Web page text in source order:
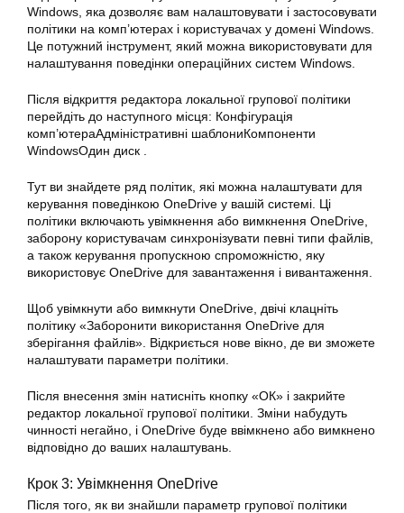
Windows, яка дозволяє вам налаштовувати і застосовувати
політики на комп’ютерах і користувачах у домені Windows.
Це потужний інструмент, який можна використовувати для
налаштування поведінки операційних систем Windows.
Після відкриття редактора локальної групової політики
перейдіть до наступного місця: Конфігурація
комп’ютераАдміністративні шаблониКомпоненти
WindowsОдин диск .
Тут ви знайдете ряд політик, які можна налаштувати для
керування поведінкою OneDrive у вашій системі. Ці
політики включають увімкнення або вимкнення OneDrive,
заборону користувачам синхронізувати певні типи файлів,
а також керування пропускною спроможністю, яку
використовує OneDrive для завантаження і вивантаження.
Щоб увімкнути або вимкнути OneDrive, двічі клацніть
політику «Заборонити використання OneDrive для
зберігання файлів». Відкриється нове вікно, де ви зможете
налаштувати параметри політики.
Після внесення змін натисніть кнопку «ОК» і закрийте
редактор локальної групової політики. Зміни набудуть
чинності негайно, і OneDrive буде ввімкнено або вимкнено
відповідно до ваших налаштувань.
Крок 3: Увімкнення OneDrive
Після того, як ви знайшли параметр групової політики